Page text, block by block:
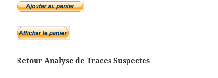
Retour Analyse de Traces Suspectes